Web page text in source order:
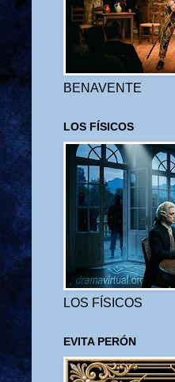
BENAVENTE
LOS FÍSICOS
LOS FÍSICOS
EVITA PERÓN